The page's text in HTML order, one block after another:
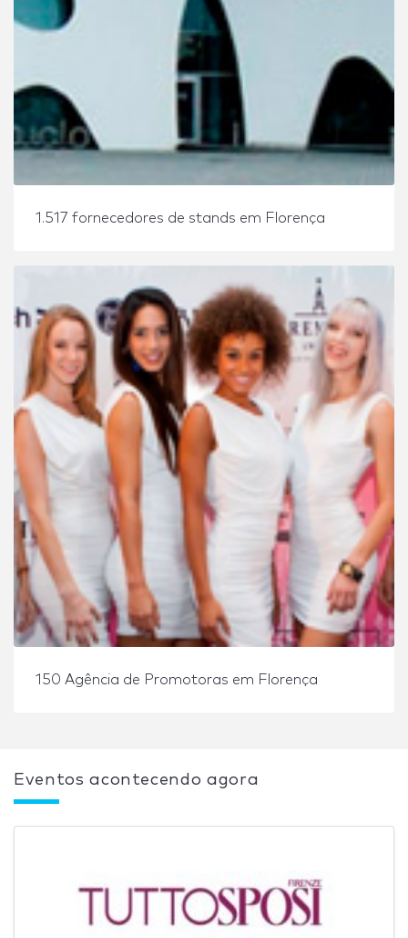
1.517 fornecedores de stands em Florença
150 Agência de Promotoras em Florença
Eventos acontecendo agora